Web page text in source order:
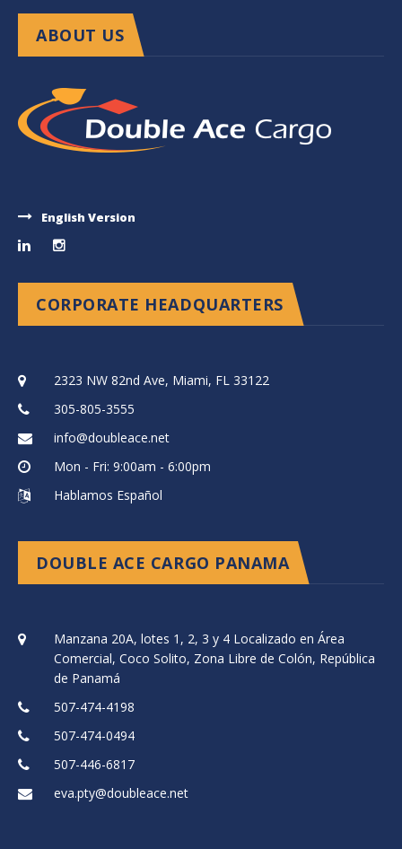
ABOUT US
English Version
CORPORATE HEADQUARTERS
2323 NW 82nd Ave, Miami, FL 33122
305-805-3555
info@doubleace.net
Mon - Fri: 9:00am - 6:00pm
Hablamos Español
DOUBLE ACE CARGO PANAMA
Manzana 20A, lotes 1, 2, 3 y 4 Localizado en Área
Comercial, Coco Solito, Zona Libre de Colón, República
de Panamá
507-474-4198
507-474-0494
507-446-6817
eva.pty@doubleace.net